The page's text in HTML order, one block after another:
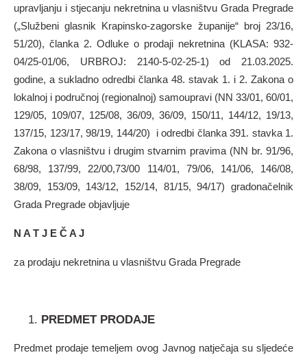
upravljanju i stjecanju nekretnina u vlasništvu Grada Pregrade
(„Službeni glasnik Krapinsko-zagorske županije“ broj 23/16,
51/20), članka 2. Odluke o prodaji nekretnina (KLASA: 932-
04/25-01/06, URBROJ: 2140-5-02-25-1) od 21.03.2025.
godine, a sukladno odredbi članka 48. stavak 1. i 2. Zakona o
lokalnoj i područnoj (regionalnoj) samoupravi (NN 33/01, 60/01,
129/05, 109/07, 125/08, 36/09, 36/09, 150/11, 144/12, 19/13,
137/15, 123/17, 98/19, 144/20) i odredbi članka 391. stavka 1.
Zakona o vlasništvu i drugim stvarnim pravima (NN br. 91/96,
68/98, 137/99, 22/00,73/00 114/01, 79/06, 141/06, 146/08,
38/09, 153/09, 143/12, 152/14, 81/15, 94/17) gradonačelnik
Grada Pregrade objavljuje
N A T J E Č A J
za prodaju nekretnina u vlasništvu Grada Pregrade
PREDMET PRODAJE
Predmet prodaje temeljem ovog Javnog natječaja su sljedeće